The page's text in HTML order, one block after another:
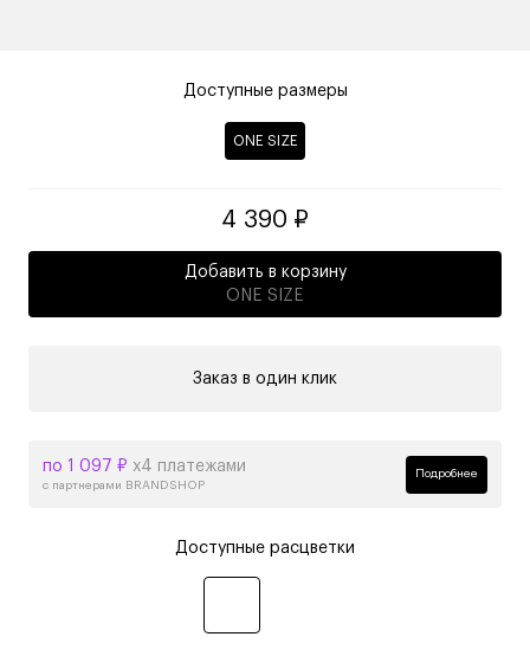
Доступные размеры
ONE SIZE
4 390 ₽
Добавить в корзину
ONE SIZE
Заказ в один клик
по 1 097 ₽ х4 платежами
с партнерами BRANDSHOP
Подробнее
Доступные расцветки